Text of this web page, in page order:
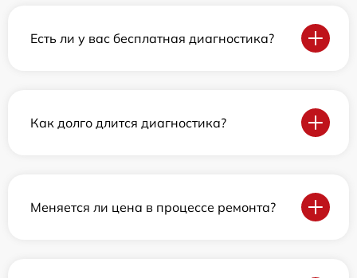
Есть ли у вас бесплатная диагностика?
Как долго длится диагностика?
Меняется ли цена в процессе ремонта?